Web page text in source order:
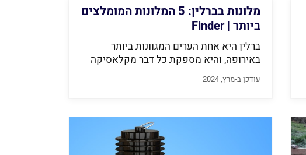
מלונות בברלין: 5 המלונות המומלצים
ביותר | Finder
ברלין היא אחת הערים המגוונות ביותר
באירופה, והיא מספקת כל דבר מקלאסיקה
עודכן ב-מרץ, 2024